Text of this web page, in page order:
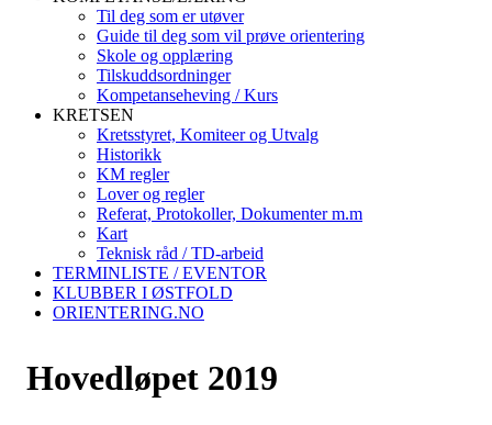
Til deg som er utøver
Guide til deg som vil prøve orientering
Skole og opplæring
Tilskuddsordninger
Kompetanseheving / Kurs
KRETSEN
Kretsstyret, Komiteer og Utvalg
Historikk
KM regler
Lover og regler
Referat, Protokoller, Dokumenter m.m
Kart
Teknisk råd / TD-arbeid
TERMINLISTE / EVENTOR
KLUBBER I ØSTFOLD
ORIENTERING.NO
Hovedløpet 2019